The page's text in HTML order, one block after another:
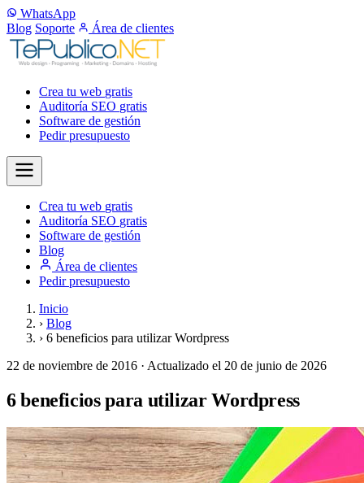
WhatsApp
Blog Soporte Área de clientes
Crea tu web gratis
Auditoría SEO gratis
Software de gestión
Pedir presupuesto
Crea tu web gratis
Auditoría SEO gratis
Software de gestión
Blog
Área de clientes
Pedir presupuesto
Inicio
› Blog
› 6 beneficios para utilizar Wordpress
22 de noviembre de 2016 · Actualizado el 20 de junio de 2026
6 beneficios para utilizar Wordpress